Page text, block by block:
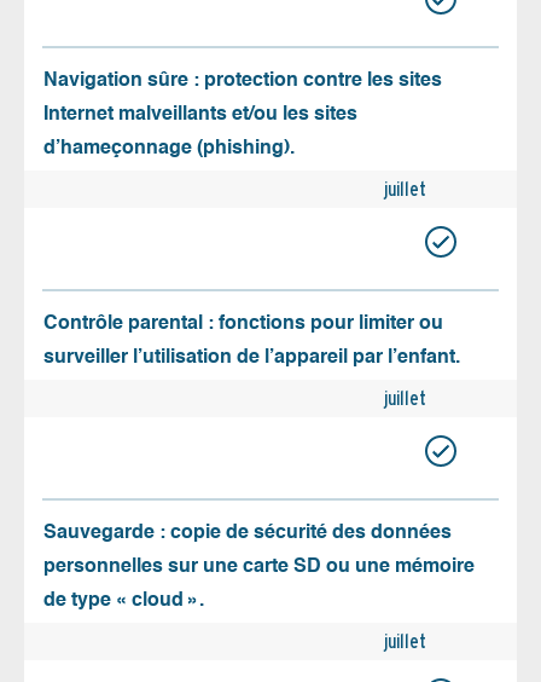
Navigation sûre : protection contre les sites
Internet malveillants et/ou les sites
d’hameçonnage (phishing).
juillet
Contrôle parental : fonctions pour limiter ou
surveiller l’utilisation de l’appareil par l’enfant.
juillet
Sauvegarde : copie de sécurité des données
personnelles sur une carte SD ou une mémoire
de type « cloud ».
juillet